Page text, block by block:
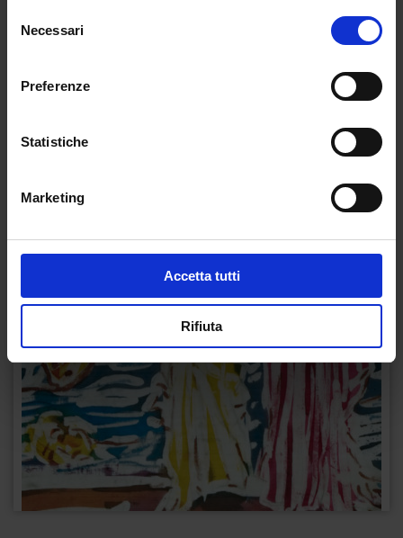
delNecessari
Preferenze
Statistiche
Marketing
Accetta tutti
Rifiuta